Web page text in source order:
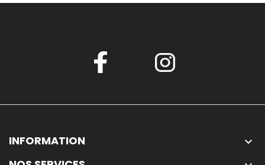
INFORMATION 